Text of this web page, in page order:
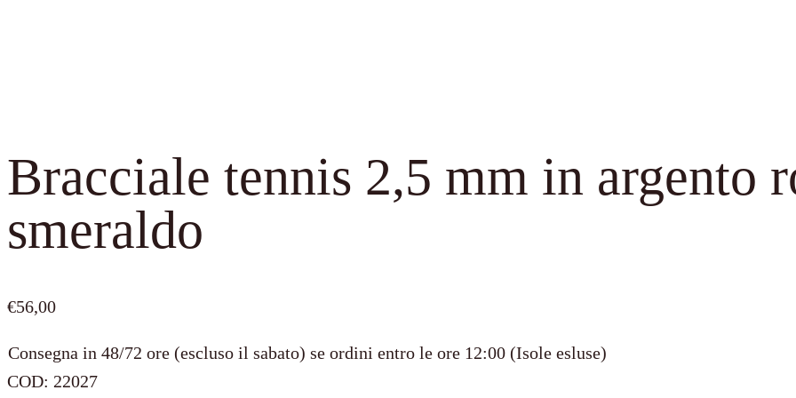
Bracciale tennis 2,5 mm in argento
smeraldo
€56,00
Consegna in 48/72 ore (escluso il sabato) se ordini entro le ore 12:00 (Isole esluse)
COD: 22027